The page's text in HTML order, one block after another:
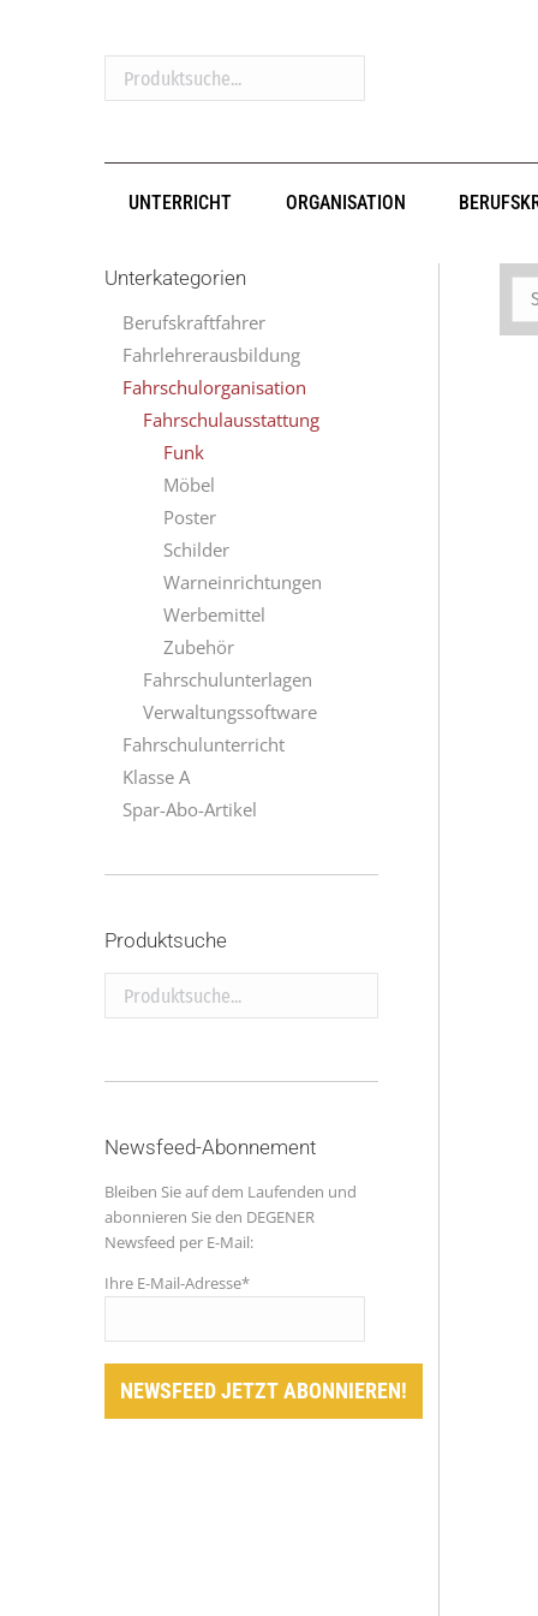
Produktsuche...
UNTERRICHT ORGANISATION
Unterkategorien
Berufskraftfahrer
Fahrlehrerausbildung
Fahrschulorganisation
Fahrschulausstattung
Funk
Möbel
Poster
Schilder
Warneinrichtungen
Werbemittel
Zubehör
Fahrschulunterlagen
Verwaltungssoftware
Fahrschulunterricht
Klasse A
Spar-Abo-Artikel
Produktsuche
Produktsuche...
Newsfeed-Abonnement
Bleiben Sie auf dem Laufenden und
abonnieren Sie den DEGENER
Newsfeed per E-Mail:
Ihre E-Mail-Adresse*